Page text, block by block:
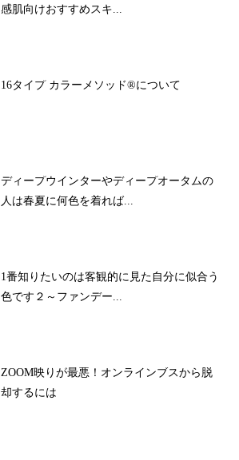
感肌向けおすすめスキ...
16タイプ カラーメソッド®について
ディープウインターやディープオータムの
人は春夏に何色を着れば...
1番知りたいのは客観的に見た自分に似合う
色です２～ファンデー...
ZOOM映りが最悪！オンラインブスから脱
却するには